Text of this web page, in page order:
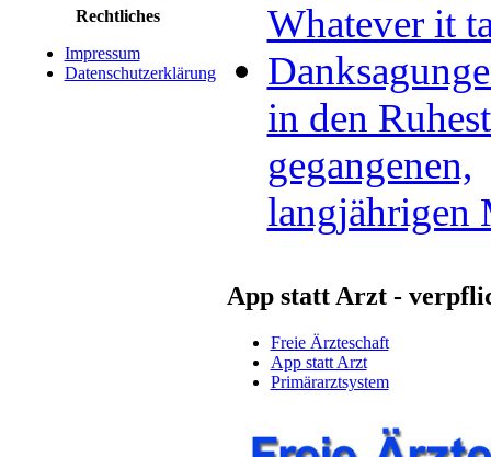
Rechtliches
Impressum
Datenschutzerklärung
Whatever it
in den
gegangenen,
langjährigen
App statt Arzt -
Freie Ärzteschaft
App statt Arzt
Primärarztsystem